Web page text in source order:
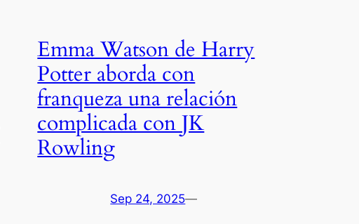
Emma Watson de Harry
Potter aborda con
franqueza una relación
complicada con JK
Rowling
Sep 24, 2025—